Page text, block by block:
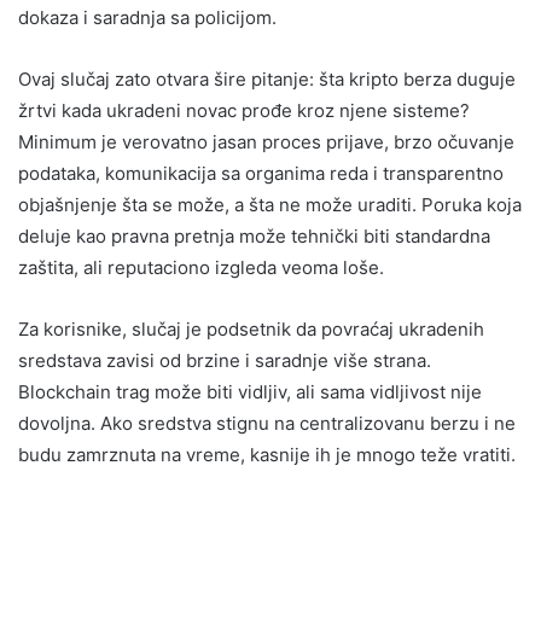
dokaza i saradnja sa policijom.
Ovaj slučaj zato otvara šire pitanje: šta kripto berza duguje
žrtvi kada ukradeni novac prođe kroz njene sisteme?
Minimum je verovatno jasan proces prijave, brzo očuvanje
podataka, komunikacija sa organima reda i transparentno
objašnjenje šta se može, a šta ne može uraditi. Poruka koja
deluje kao pravna pretnja može tehnički biti standardna
zaštita, ali reputaciono izgleda veoma loše.
Za korisnike, slučaj je podsetnik da povraćaj ukradenih
sredstava zavisi od brzine i saradnje više strana.
Blockchain trag može biti vidljiv, ali sama vidljivost nije
dovoljna. Ako sredstva stignu na centralizovanu berzu i ne
budu zamrznuta na vreme, kasnije ih je mnogo teže vratiti.